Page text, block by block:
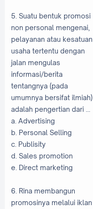
5. Suatu bentuk promosi
non personal mengenai,
pelayanan atau kesatuan
usaha tertentu dengan
jalan mengulas
informasi/berita
tentangnya (pada
umumnya bersifat ilmiah)
adalah pengertian dari …
a. Advertising
b. Personal Selling
c. Publisity
d. Sales promotion
e. Direct marketing
6. Rina membangun
promosinya melalui iklan